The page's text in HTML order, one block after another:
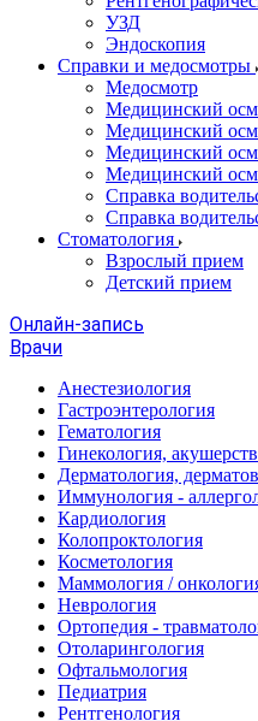
УЗД
Эндоскопия
Справки и медосмотры
Медосмотр
Медицинский
Медицинский
Медицинский
Медицинский
Справка
Справка
Стоматология
Взрослый прием
Детский прием
Онлайн-запись
Врачи
Анестезиология
Гастроэнтерология
Гематология
Гинекология,
Дерматология,
Иммунология -
Кардиология
Колопроктология
Косметология
Маммология /
Неврология
Ортопедия -
Отоларингология
Офтальмология
Педиатрия
Рентгенология